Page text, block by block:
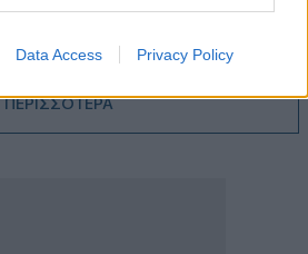
Data Access Privacy Policy
των ασφαλιστικών
ΠΕΡΙΣΣΟΤΕΡΑ